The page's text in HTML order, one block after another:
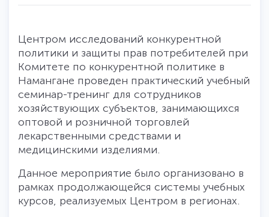
Центром исследований конкурентной
политики и защиты прав потребителей при
Комитете по конкурентной политике в
Намангане проведен практический учебный
семинар-тренинг для сотрудников
хозяйствующих субъектов, занимающихся
оптовой и розничной торговлей
лекарственными средствами и
медицинскими изделиями.
Данное мероприятие было организовано в
рамках продолжающейся системы учебных
курсов, реализуемых Центром в регионах.